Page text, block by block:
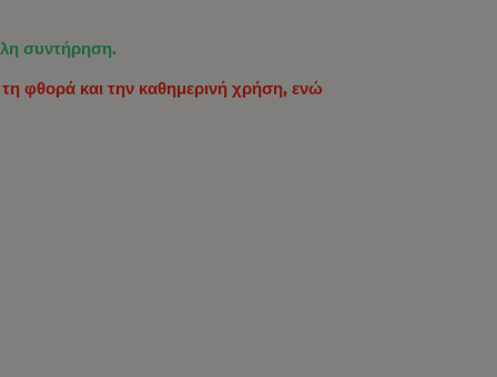
συντήρηση.
φθορά και την καθημερινή χρήση, ενώ